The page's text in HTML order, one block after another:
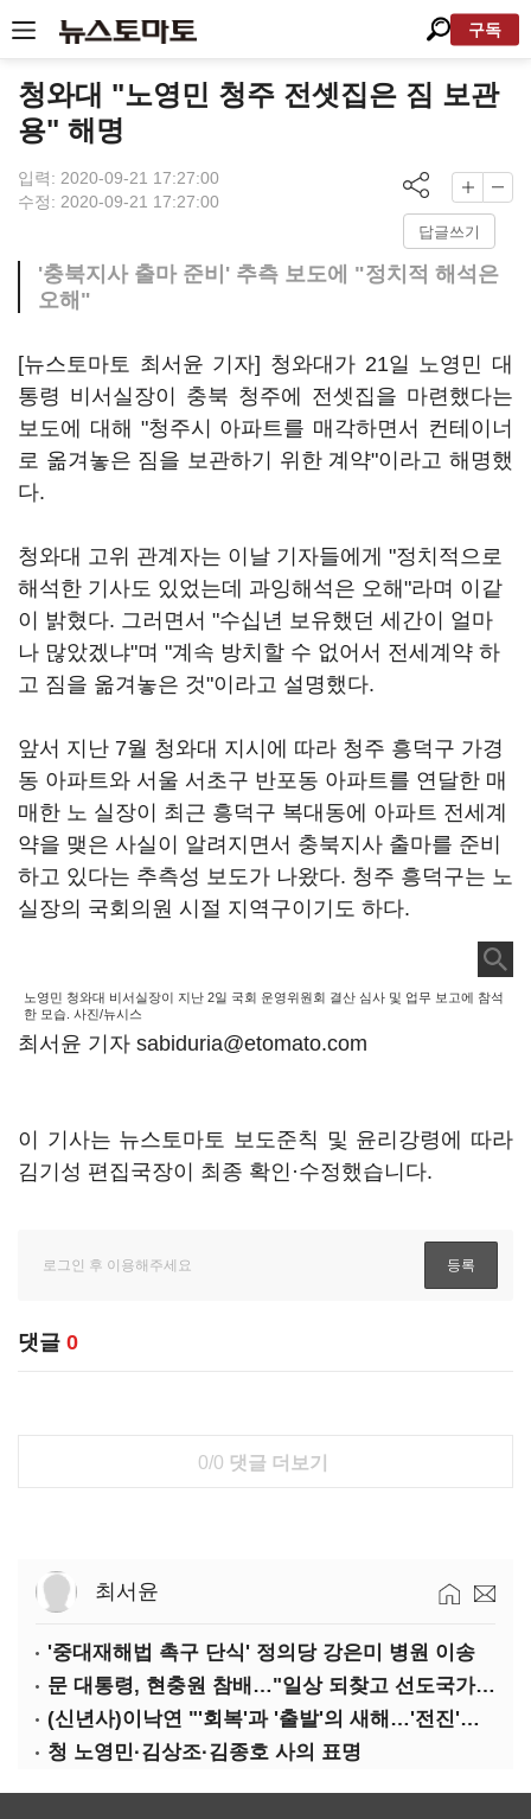
구독
청와대 "노영민 청주 전셋집은 짐 보관
용" 해명
입력: 2020-09-21 17:27:00
수정: 2020-09-21 17:27:00
답글쓰기
'충북지사 출마 준비' 추측 보도에 "정치적 해석은
오해"
[뉴스토마토 최서윤 기자] 청와대가 21일 노영민 대
통령 비서실장이 충북 청주에 전셋집을 마련했다는
보도에 대해 "청주시 아파트를 매각하면서 컨테이너
로 옮겨놓은 짐을 보관하기 위한 계약"이라고 해명했
다.
청와대 고위 관계자는 이날 기자들에게 "정치적으로
해석한 기사도 있었는데 과잉해석은 오해"라며 이같
이 밝혔다. 그러면서 "수십년 보유했던 세간이 얼마
나 많았겠냐"며 "계속 방치할 수 없어서 전세계약 하
고 짐을 옮겨놓은 것"이라고 설명했다.
앞서 지난 7월 청와대 지시에 따라 청주 흥덕구 가경
동 아파트와 서울 서초구 반포동 아파트를 연달한 매
매한 노 실장이 최근 흥덕구 복대동에 아파트 전세계
약을 맺은 사실이 알려지면서 충북지사 출마를 준비
하고 있다는 추측성 보도가 나왔다. 청주 흥덕구는 노
실장의 국회의원 시절 지역구이기도 하다.
노영민 청와대 비서실장이 지난 2일 국회 운영위원회 결산 심사 및 업무 보고에 참석
한 모습. 사진/뉴시스
최서윤 기자 sabiduria@etomato.com
이 기사는 뉴스토마토 보도준칙 및 윤리강령에 따라
김기성 편집국장이 최종 확인·수정했습니다.
댓글 0
0/0 댓글 더보기
최서윤
'중대재해법 촉구 단식' 정의당 강은미 병원 이송
문 대통령, 현충원 참배…"일상 되찾고 선도국가 도약"
(신년사)이낙연 "'회복'과 '출발'의 새해…'전진'과 '통합' 구현할 것"
청 노영민·김상조·김종호 사의 표명